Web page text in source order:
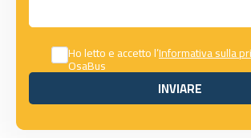
Ho letto e accetto l’Informativa sulla
OsaBus
INVIARE
INVIARE